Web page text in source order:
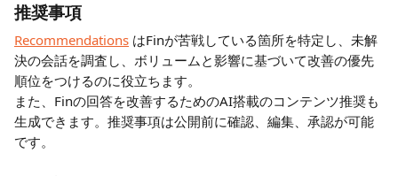
推奨事項
Recommendations はFinが苦戦している箇所を特定し、未解
決の会話を調査し、ボリュームと影響に基づいて改善の優先
順位をつけるのに役立ちます。
また、Finの回答を改善するためのAI搭載のコンテンツ推奨も
生成できます。推奨事項は公開前に確認、編集、承認が可能
です。